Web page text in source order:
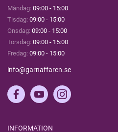
Måndag: 09:00 - 15:00
Tisdag: 09:00 - 15:00
Onsdag: 09:00 - 15:00
Torsdag: 09:00 - 15:00
Fredag: 09:00 - 15:00
info@garnaffaren.se
INFORMATION